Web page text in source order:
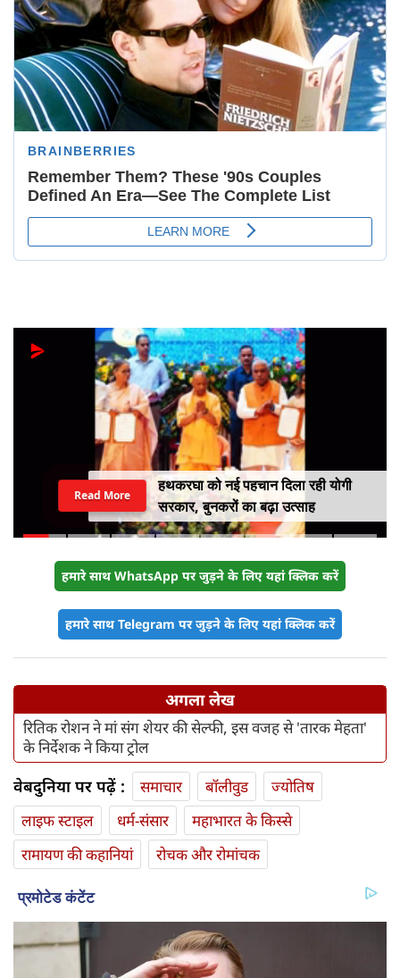
हथकरघा को नई पहचान दिला रही योगी
सरकार, बुनकरों का बढ़ा उत्साह
Read More
हमारे साथ WhatsApp पर जुड़ने के लिए यहां क्लिक करें
हमारे साथ Telegram पर जुड़ने के लिए यहां क्लिक करें
अगला लेख
रितिक रोशन ने मां संग शेयर की सेल्फी, इस वजह से 'तारक मेहता'
के निर्देशक ने किया ट्रोल
वेबदुनिया पर पढ़ें : समाचार बॉलीवुड
ज्योतिष
लाइफ स्‍टाइल
धर्म-संसार
महाभारत के किस्से
रामायण की कहानियां
रोचक और रोमांचक